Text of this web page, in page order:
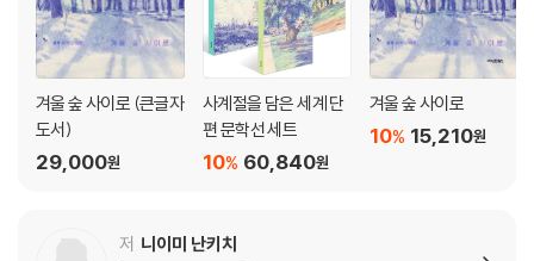
겨울 숲 사이로 (큰글자
도서)
29,000원
사계절을 담은 세계 단
편 문학선 세트
60,840원
10%
겨울 숲 사이로
15,210원
10%
저 니이미 난키치